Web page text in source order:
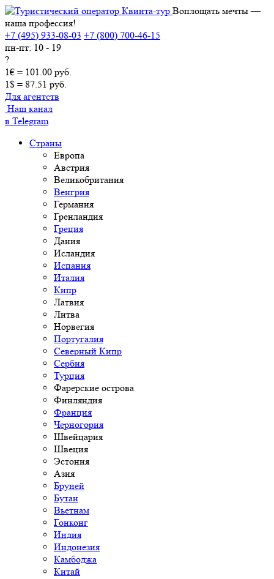
Воплощать мечты —
наша профессия!
+7 (495) 933-08-03 +7 (800) 700-46-15
пн-пт: 10 - 19
?
1€ = 101.00 руб.
1$ = 87.51 руб.
Для агентств
Наш канал
в Telegram
Страны
Европа
Австрия
Великобритания
Венгрия
Германия
Гренландия
Греция
Дания
Исландия
Испания
Италия
Кипр
Латвия
Литва
Норвегия
Португалия
Северный Кипр
Сербия
Турция
Фарерские острова
Финляндия
Франция
Черногория
Швейцария
Швеция
Эстония
Азия
Бруней
Бутан
Вьетнам
Гонконг
Индия
Индонезия
Камбоджа
Китай